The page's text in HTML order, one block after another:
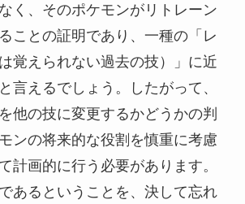
く、そのポケモンがリトレーン
ことの証明であり、一種の「レ
覚えられない過去の技）」に近
言えるでしょう。したがって、
他の技に変更するかどうかの判
ンの将来的な役割を慎重に考慮
計画的に行う必要があります。
あるということを、決して忘れ